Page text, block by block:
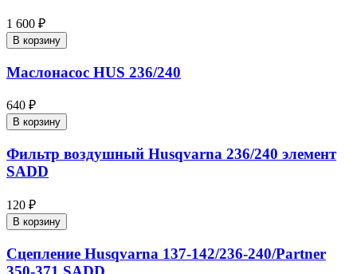
1 600 ₽
В корзину
Маслонасос HUS 236/240
640 ₽
В корзину
Фильтр воздушный Husqvarna 236/240 элемент
SADD
120 ₽
В корзину
Сцепление Нusqvarna 137-142/236-240/Partner